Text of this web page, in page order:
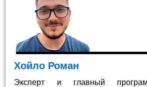
Хойло Роман
Эксперт и главный